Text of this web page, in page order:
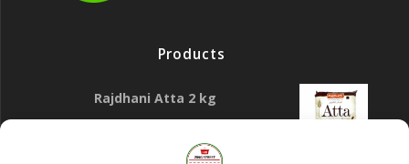
Products
Rajdhani Atta 2 kg